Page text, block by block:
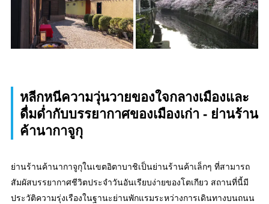
หลีกหนีความวุ่นวายของใจกลางเมืองและ
ดื่มด่ำกับบรรยากาศของเมืองเก่า - ย่านร้าน
ค้านากาจูกุ
ย่านร้านค้านากาจูกุในเขตอิตาบาชิเป็นย่านร้านค้าเล็กๆ ที่สามารถ
สัมผัสบรรยากาศชีวิตประจำวันอันเรียบง่ายของโตเกียว สถานที่นี้มี
ประวัติความรุ่งเรืองในฐานะย่านพักแรมระหว่างการเดินทางบนถนน